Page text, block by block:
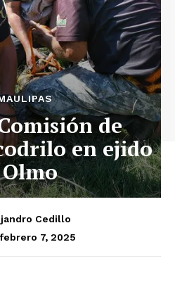
de
en ejido
Cedillo
febrero 7, 2025